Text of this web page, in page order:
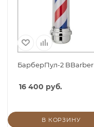
БарберПул-2 BBarber
16 400 руб.
В КОРЗИНУ